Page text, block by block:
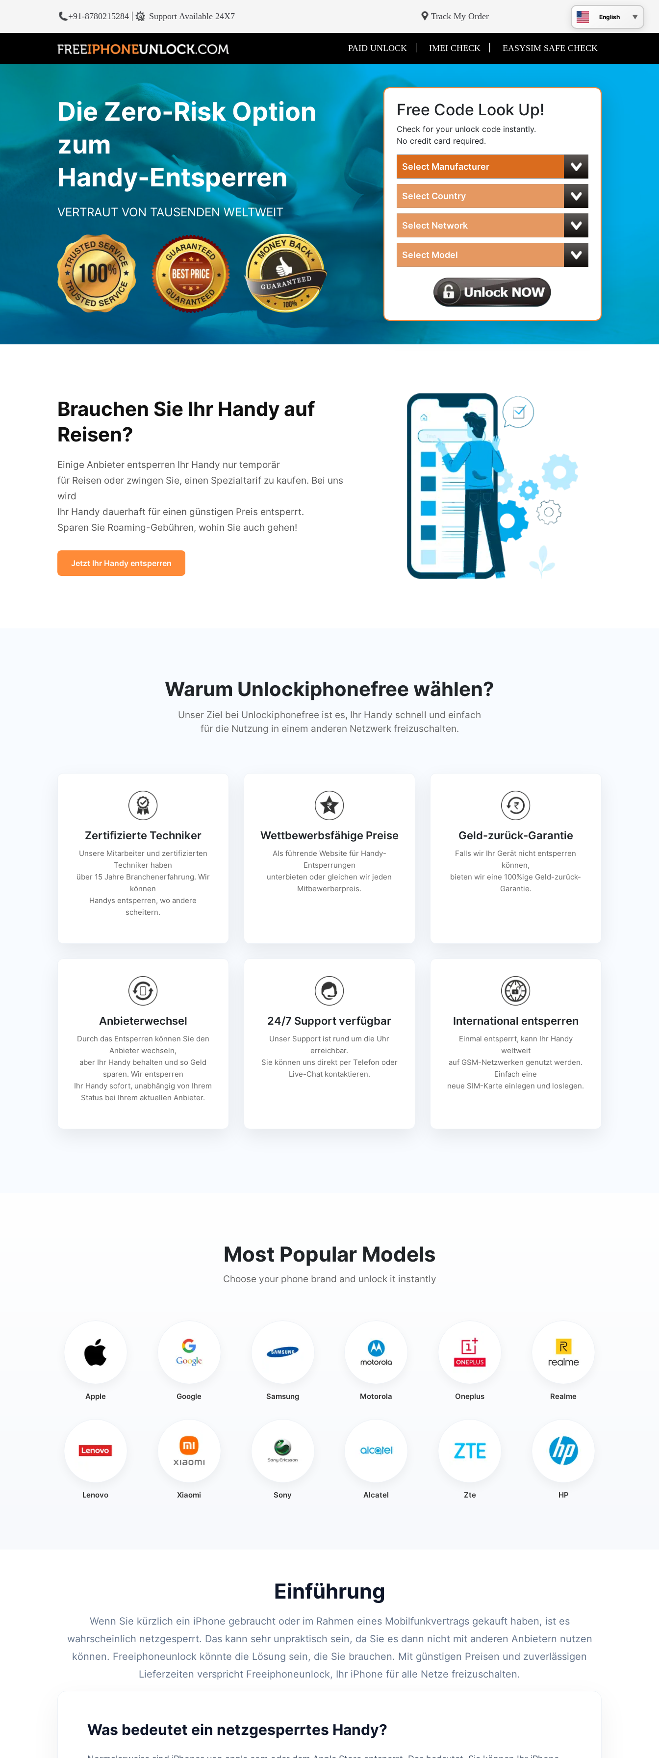
+91-8780215284 Support Available 24X7 Track My Order English
PAID UNLOCK IMEI CHECK EASYSIM SAFE CHECK
Die Zero-RiskOption
zum
Handy-Entsperren
VERTRAUT VON TAUSENDEN WELTWEIT
Free Code Look Up!
Check for your unlock code instantly.
No credit card required.
Brauchen Sie Ihr Handy auf
Reisen?
Einige Anbieter entsperren Ihr Handy nur temporär
für Reisen oder zwingen Sie, einen Spezialtarif zu kaufen. Bei uns
wird
Ihr Handy dauerhaft für einen günstigen Preis entsperrt.
Sparen Sie Roaming-Gebühren, wohin Sie auch gehen!
Jetzt Ihr Handy entsperren
Warum Unlockiphonefree wählen?
Unser Ziel bei Unlockiphonefree ist es, Ihr Handy schnell und einfach
für die Nutzung in einem anderen Netzwerk freizuschalten.
Zertifizierte Techniker
Unsere Mitarbeiter und zertifizierten
Techniker haben
über 15 Jahre Branchenerfahrung. Wir
können
Handys entsperren, wo andere
scheitern.
Wettbewerbsfähige Preise
Als führende Website für Handy-
Entsperrungen
unterbieten oder gleichen wir jeden
Mitbewerberpreis.
Geld-zurück-Garantie
Falls wir Ihr Gerät nicht entsperren
können,
bieten wir eine 100%ige Geld-zurück-
Garantie.
Anbieterwechsel
Durch das Entsperren können Sie den
Anbieter wechseln,
aber Ihr Handy behalten und so Geld
sparen. Wir entsperren
Ihr Handy sofort, unabhängig von Ihrem
Status bei Ihrem aktuellen Anbieter.
24/7 Support verfügbar
Unser Support ist rund um die Uhr
erreichbar.
Sie können uns direkt per Telefon oder
Live-Chat kontaktieren.
International entsperren
Einmal entsperrt, kann Ihr Handy
weltweit
auf GSM-Netzwerken genutzt werden.
Einfach eine
neue SIM-Karte einlegen und loslegen.
Most Popular Models
Choose your phone brand and unlock it instantly
Apple Google Samsung Motorola Oneplus Realme
Lenovo Xiaomi Sony Alcatel Zte HP
Einführung
Wenn Sie kürzlich ein iPhone gebraucht oder im Rahmen eines Mobilfunkvertrags gekauft haben, ist es
wahrscheinlich netzgesperrt. Das kann sehr unpraktisch sein, da Sie es dann nicht mit anderen Anbietern nutzen
können. Freeiphoneunlock könnte die Lösung sein, die Sie brauchen. Mit günstigen Preisen und zuverlässigen
Lieferzeiten verspricht Freeiphoneunlock, Ihr iPhone für alle Netze freizuschalten.
Was bedeutet ein netzgesperrtes Handy?